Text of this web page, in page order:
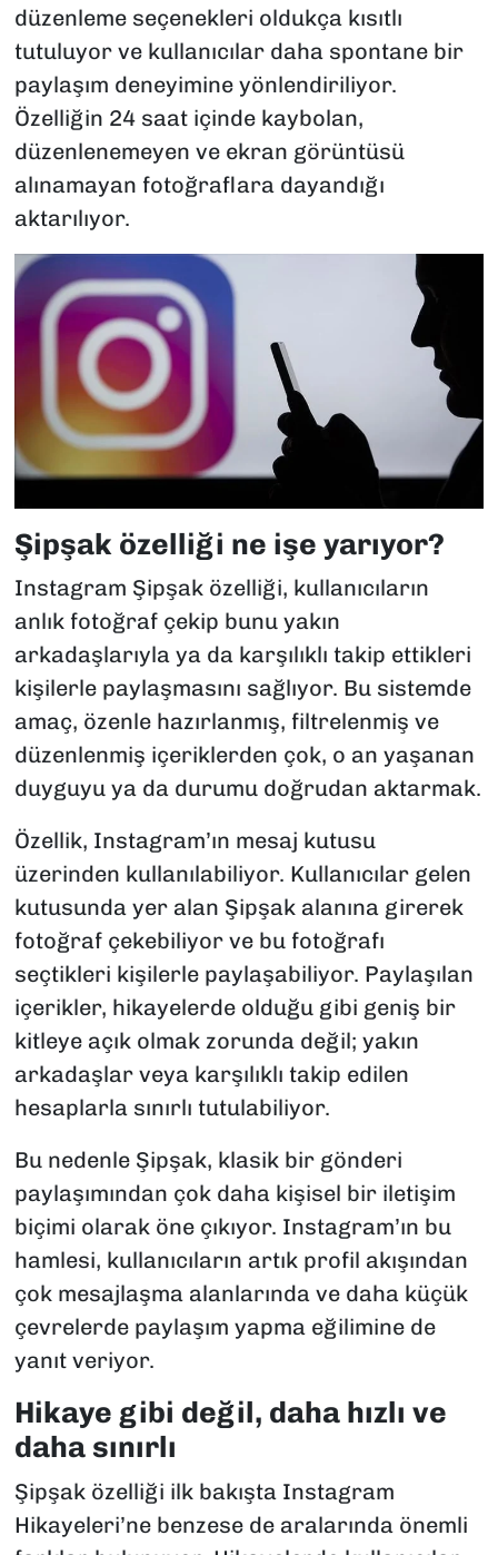
düzenleme seçenekleri oldukça kısıtlı
tutuluyor ve kullanıcılar daha spontane bir
paylaşım deneyimine yönlendiriliyor.
Özelliğin 24 saat içinde kaybolan,
düzenlenemeyen ve ekran görüntüsü
alınamayan fotoğraflara dayandığı
aktarılıyor.
Şipşak özelliği ne işe yarıyor?
Instagram Şipşak özelliği, kullanıcıların
anlık fotoğraf çekip bunu yakın
arkadaşlarıyla ya da karşılıklı takip ettikleri
kişilerle paylaşmasını sağlıyor. Bu sistemde
amaç, özenle hazırlanmış, filtrelenmiş ve
düzenlenmiş içeriklerden çok, o an yaşanan
duyguyu ya da durumu doğrudan aktarmak.
Özellik, Instagram’ın mesaj kutusu
üzerinden kullanılabiliyor. Kullanıcılar gelen
kutusunda yer alan Şipşak alanına girerek
fotoğraf çekebiliyor ve bu fotoğrafı
seçtikleri kişilerle paylaşabiliyor. Paylaşılan
içerikler, hikayelerde olduğu gibi geniş bir
kitleye açık olmak zorunda değil; yakın
arkadaşlar veya karşılıklı takip edilen
hesaplarla sınırlı tutulabiliyor.
Bu nedenle Şipşak, klasik bir gönderi
paylaşımından çok daha kişisel bir iletişim
biçimi olarak öne çıkıyor. Instagram’ın bu
hamlesi, kullanıcıların artık profil akışından
çok mesajlaşma alanlarında ve daha küçük
çevrelerde paylaşım yapma eğilimine de
yanıt veriyor.
Hikaye gibi değil, daha hızlı ve
daha sınırlı
Şipşak özelliği ilk bakışta Instagram
Hikayeleri’ne benzese de aralarında önemli